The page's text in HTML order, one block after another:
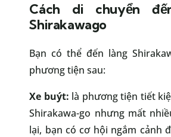
Cách di chuyển
Shirakawago
Bạn có thể đến làng
phương tiện sau:
Xe buýt: là phương tiện tiết
Shirakawa-go nhưng mất
lại, bạn có cơ hội ngắm cảnh